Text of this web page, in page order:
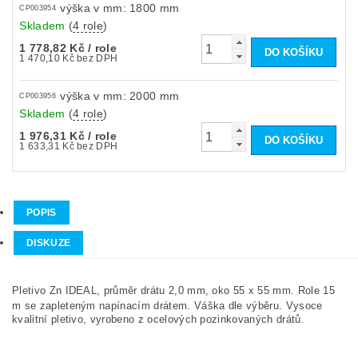
CP003954 výška v mm: 1800 mm
Skladem (4 role)
1 778,82 Kč/ role
1 470,10 Kč bez DPH
CP003956 výška v mm: 2000 mm
Skladem (4 role)
1 976,31 Kč/ role
1 633,31 Kč bez DPH
POPIS
DISKUZE
Pletivo Zn IDEAL, průměr drátu 2,0 mm, oko 55 x 55 mm. Role 15
m se zapleteným napínacím drátem. Váška dle výběru. Vysoce
kvalitní pletivo, vyrobeno z ocelových pozinkovaných drátů.